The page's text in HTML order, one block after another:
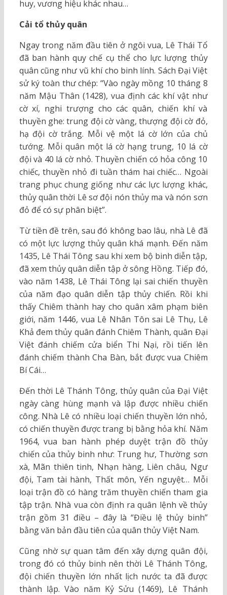
huy, vương hiệu khác nhau…
Cải tổ thủy quân
Ngay trong năm đầu tiên ở ngôi vua, Lê Thái Tổ
đã ban hành quy chế cụ thể cho lực lượng thủy
quân cũng như vũ khí cho binh lính. Sách Đại Việt
sử ký toàn thư chép: “Vào ngày mồng 10 tháng 8
năm Mậu Thân (1428), vua định các khí vật như
cờ xí, nghi trượng cho các quân, chiến khí và
thuyền ghe: trung đội cờ vàng, thượng đội cờ đỏ,
hạ đội cờ trắng. Mỗi vệ một lá cờ lớn của chủ
tướng. Mỗi quân một lá cờ hạng trung, 10 lá cờ
đội và 40 lá cờ nhỏ. Thuyền chiến có hỏa công 10
chiếc, thuyền nhỏ đi tuần thám hai chiếc… Ngoài
trang phục chung giống như các lực lượng khác,
thủy quân thời Lê sơ đội nón thủy ma và nón sơn
đỏ để có sự phân biệt”.
Từ tiền đề trên, sau đó không bao lâu, nhà Lê đã
có một lực lượng thủy quân khá mạnh. Đến năm
1435, Lê Thái Tông sau khi xem bộ binh diễn tập,
đã xem thủy quân diễn tập ở sông Hồng. Tiếp đó,
vào năm 1438, Lê Thái Tông lại sai chiến thuyền
của năm đạo quân diễn tập thủy chiến. Rồi khi
thấy Chiêm thành hay cho quân xâm phạm biên
giới, năm 1446, vua Lê Nhân Tôn sai Lê Thụ, Lê
Khả đem thủy quân đánh Chiêm Thành, quân Đại
Việt đánh chiếm cửa biển Thi Nại, rồi tiến lên
đánh chiếm thành Cha Bàn, bắt được vua Chiêm
Bí Cái…
Đến thời Lê Thánh Tông, thủy quân của Đại Việt
ngày càng hùng mạnh và lập được nhiều chiến
công. Nhà Lê có nhiều loại chiến thuyền lớn nhỏ,
có chiến thuyền được trang bị bằng hỏa khí. Năm
1964, vua ban hành phép duyệt trận đồ thủy
chiến của thủy binh như: Trung hư, Thường sơn
xà, Mãn thiên tinh, Nhạn hàng, Liên châu, Ngư
đội, Tam tài hành, Thất môn, Yến nguyệt… Mỗi
loại trận đồ có hàng trăm thuyền chiến tham gia
tập trận. Nhà vua còn định ra quân lệnh về thủy
trận gồm 31 điều – đây là “Điều lệ thủy binh”
bằng văn bản đầu tiên của quân thủy Việt Nam.
Cũng nhờ sự quan tâm đến xây dựng quân đội,
trong đó có thủy binh nên thời Lê Thánh Tông,
đội chiến thuyền lớn nhất lịch nước ta đã được
thành lập. Vào năm Kỷ Sửu (1469), Lê Thánh